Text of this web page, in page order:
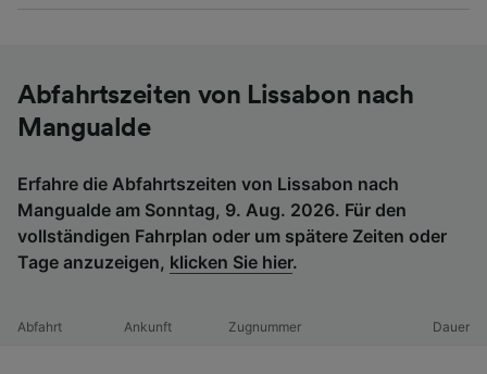
Abfahrtszeiten von Lissabon nach
Mangualde
Erfahre die Abfahrtszeiten von Lissabon nach
Mangualde am Sonntag, 9. Aug. 2026. Für den
vollständigen Fahrplan oder um spätere Zeiten oder
Tage anzuzeigen, klicken Sie hier.
Abfahrt Ankunft Zugnummer Dauer